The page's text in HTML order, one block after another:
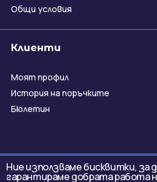
Ние използваме бисквитки, за
гарантираме добрата работа
Общи условия
Клиенти
Моят профил
История на поръчките
Бюлетин